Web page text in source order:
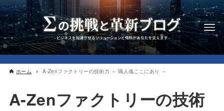
ホーム A-Zenファクトリーの技術力 ～ 職人魂ここにあり ～
A-Zenファクトリーの技術